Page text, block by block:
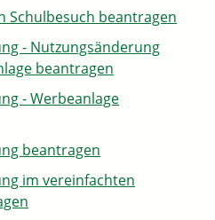
Schulbesuch beantragen
- Nutzungsänderung
beantragen
- Werbeanlage
beantragen
im vereinfachten